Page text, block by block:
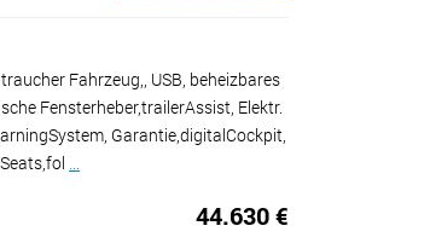
Fahrzeug,, USB, beheizbares
Fensterheber,trailerAssist, Elektr.
Garantie,digitalCockpit,
...
44.630 €